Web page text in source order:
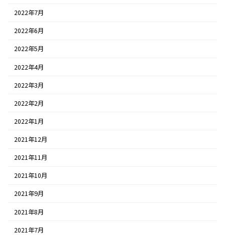
2022年7月
2022年6月
2022年5月
2022年4月
2022年3月
2022年2月
2022年1月
2021年12月
2021年11月
2021年10月
2021年9月
2021年8月
2021年7月